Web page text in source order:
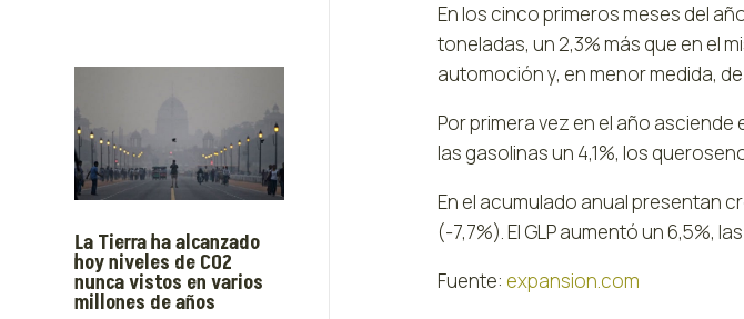
La Tierra ha alcanzado
hoy niveles de CO2
nunca vistos en varios
millones de años
En los cinco primeros meses del
toneladas, un 2,3% más que en el
automoción y, en menor medida,
Por primera vez en el año
las gasolinas un 4,1%, los
En el acumulado anual presentan
(-7,7%). El GLP aumentó un 6,5%,
Fuente: expansion.com